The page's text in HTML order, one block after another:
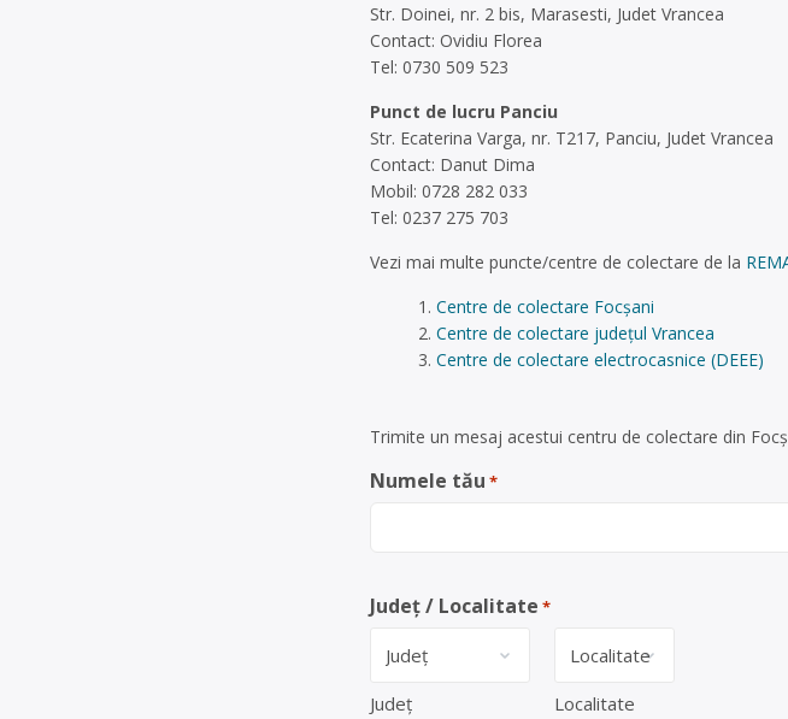
Str. Doinei, nr. 2 bis, Marasesti, Judet Vrancea
Contact: Ovidiu Florea
Tel: 0730 509 523
Punct de lucru Panciu
Str. Ecaterina Varga, nr. T217, Panciu, Judet Vrancea
Contact: Danut Dima
Mobil: 0728 282 033
Tel: 0237 275 703
Vezi mai multe puncte/centre de colectare de la
Centre de colectare Focșani
Centre de colectare județul Vrancea
Centre de colectare electrocasnice (DEEE)
Trimite un mesaj acestui centru de colectare din
Numele tău *
Județ / Localitate *
Județ Localitate